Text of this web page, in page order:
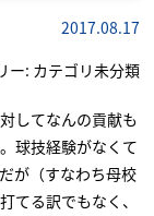
2017.08.17
ー: カテゴリ未分類
してなんの貢献も
球技経験がなくて
が（すなわち母校
てる訳でもなく、